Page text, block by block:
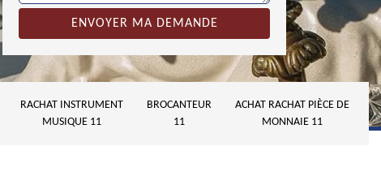
RACHAT INSTRUMENT
MUSIQUE 11
BROCANTEUR
11
ACHAT RACHAT PIÈCE DE
MONNAIE 11